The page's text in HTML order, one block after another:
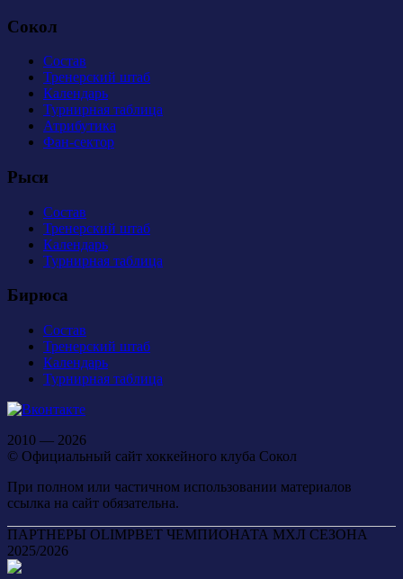
Сокол
Состав
Тренерский штаб
Календарь
Турнирная таблица
Атрибутика
Фан-сектор
Рыси
Состав
Тренерский штаб
Календарь
Турнирная таблица
Бирюса
Состав
Тренерский штаб
Календарь
Турнирная таблица
2010 — 2026
© Официальный сайт хоккейного клуба Сокол
При полном или частичном использовании материалов
ссылка на сайт обязательна.
ПАРТНЕРЫ OLIMPBET ЧЕМПИОНАТА МХЛ СЕЗОНА
2025/2026